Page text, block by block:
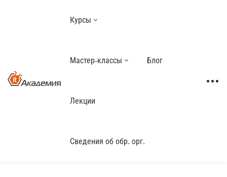
Курсы
Мастер-классы Блог
Лекции
Сведения об обр. орг.